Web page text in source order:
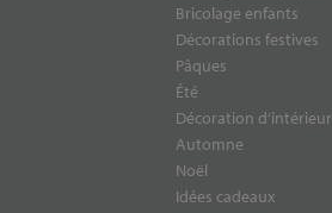
Bricolage enfants
Décorations festives
Pâques
Été
Décoration d‘intérieur
Automne
Noël
Idées cadeaux